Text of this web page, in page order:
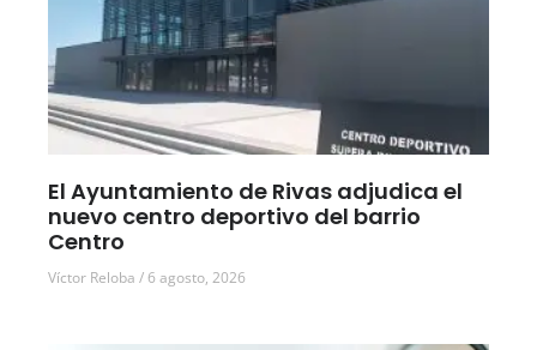
El Ayuntamiento de Rivas adjudica el
nuevo centro deportivo del barrio
Centro
Víctor Reloba 6 agosto, 2026